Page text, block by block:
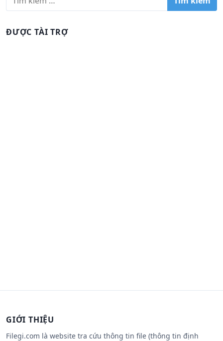
iĐƯỢC TÀI TRỢ
GIỚI THIỆU
Filegi.com là website tra cứu thông tin file (thông tin định